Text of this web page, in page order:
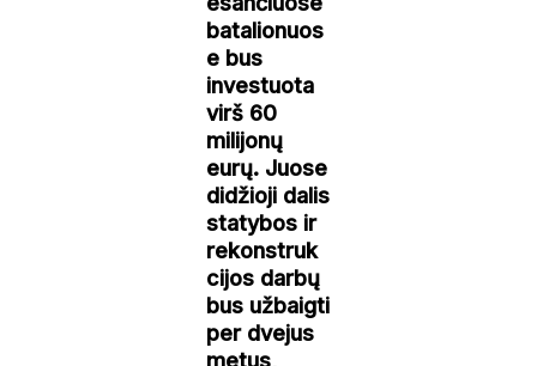
batalionuos
e bus
investuota
virš 60
milijonų
eurų. Juose
didžioji dalis
statybos ir
rekonstruk
cijos darbų
bus užbaigti
per dvejus
metus,